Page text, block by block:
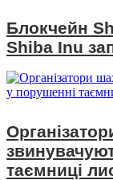
Блокчейн
Shiba Inu
таємниці